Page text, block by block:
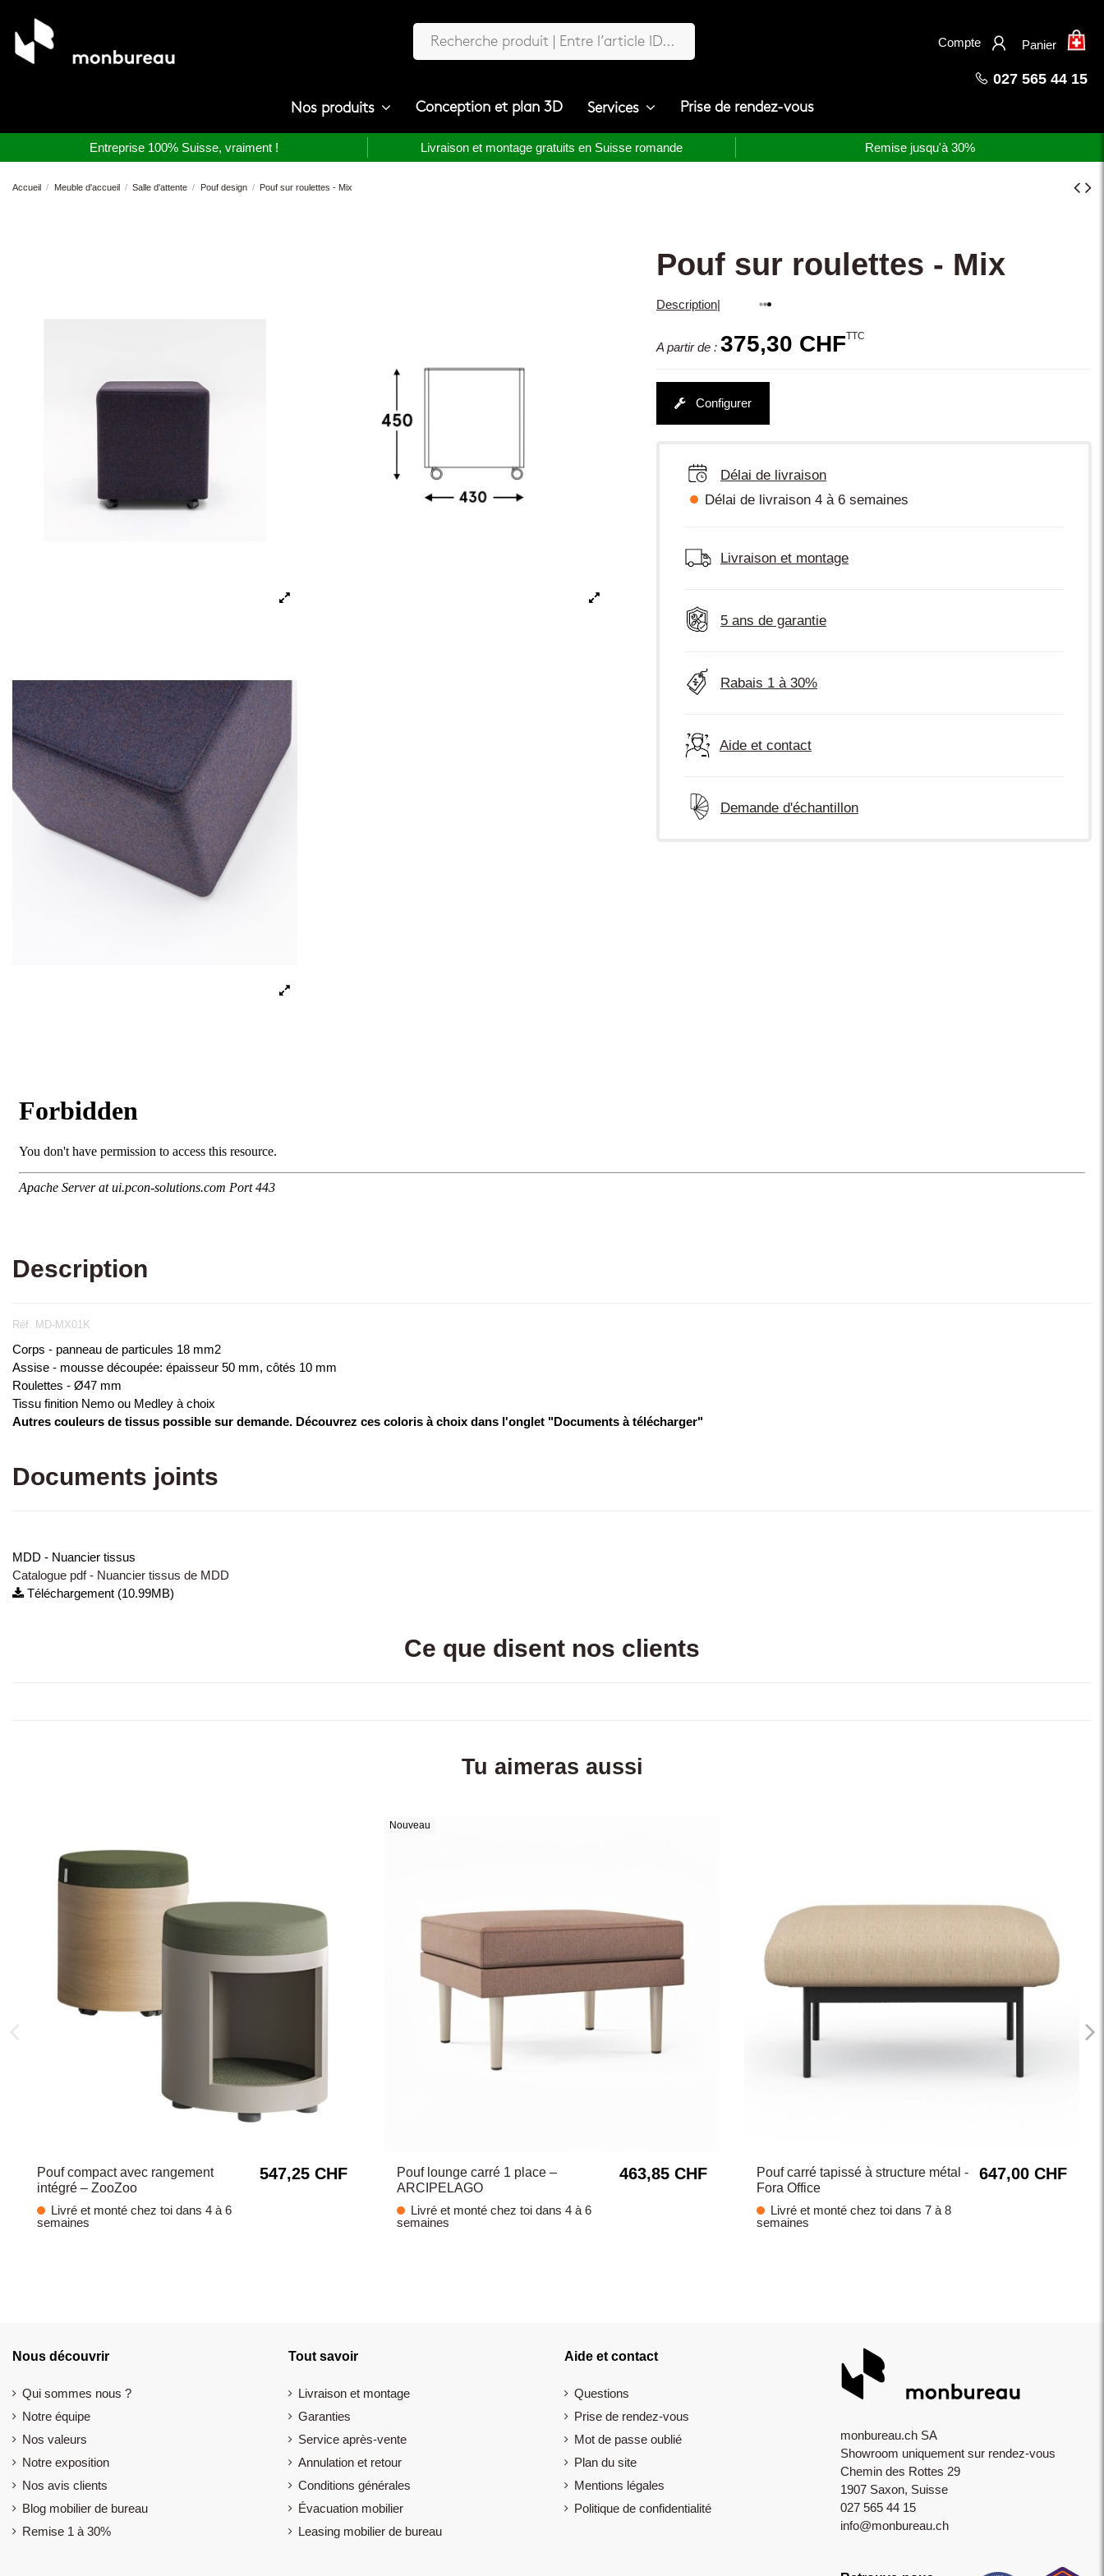
×
Compte Panier
027 565 44 15
Nos produits Conception et plan 3D Services Prise de rendez-vous
Entreprise 100% Suisse, vraiment ! Livraison et montage gratuits en Suisse romande Remise jusqu'à 30%
Accueil Meuble d'accueil Salle d'attente Pouf design Pouf sur roulettes - Mix
Pouf sur roulettes - Mix
Description|
A partir de : 375,30 CHFTTC
Configurer
Délai de livraison
Délai de livraison 4 à 6 semaines
Livraison et montage
5 ans de garantie
Rabais 1 à 30%
Aide et contact
Demande d'échantillon
Description
Réf. MD-MX01K
Corps - panneau de particules 18 mm2
Assise - mousse découpée: épaisseur 50 mm, côtés 10 mm
Roulettes - Ø47 mm
Tissu finition Nemo ou Medley à choix
Autres couleurs de tissus possible sur demande. Découvrez ces coloris à choix dans l'onglet "Documents à télécharger"
Documents joints
MDD - Nuancier tissus
Catalogue pdf - Nuancier tissus de MDD
Téléchargement (10.99MB)
Ce que disent nos clients
Tu aimeras aussi
Pouf compact avec rangement
intégré – ZooZoo
Livré et monté chez toi dans 4 à 6
semaines
547,25 CHF
Nouveau
Pouf lounge carré 1 place –
ARCIPELAGO
Livré et monté chez toi dans 4 à 6
semaines
463,85 CHF
Pouf carré tapissé à structure métal -
Fora Office
Livré et monté chez toi dans 7 à 8
semaines
647,00 CHF
Nous découvrir
Qui sommes nous ?
Notre équipe
Nos valeurs
Notre exposition
Nos avis clients
Blog mobilier de bureau
Remise 1 à 30%
Tout savoir
Livraison et montage
Garanties
Service après-vente
Annulation et retour
Conditions générales
Évacuation mobilier
Leasing mobilier de bureau
Aide et contact
Questions
Prise de rendez-vous
Mot de passe oublié
Plan du site
Mentions légales
Politique de confidentialité
monbureau.ch SA
Showroom uniquement sur rendez-vous
Chemin des Rottes 29
1907 Saxon, Suisse
027 565 44 15
info@monbureau.ch